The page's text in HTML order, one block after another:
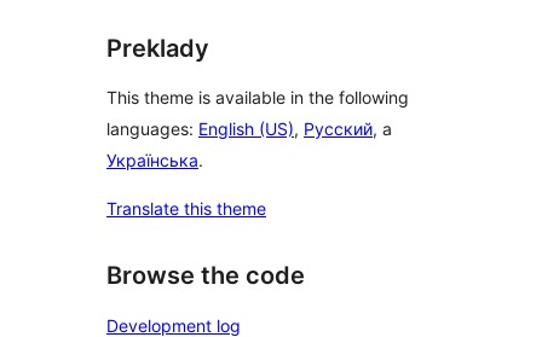
Preklady
This theme is available in the following
languages: English (US), Русский, a
Українська.
Translate this theme
Browse the code
Development log